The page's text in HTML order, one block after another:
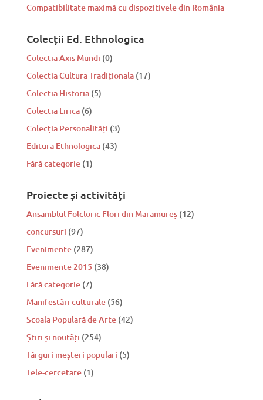
Compatibilitate maximă cu dispozitivele din România
Colecții Ed. Ethnologica
Colectia Axis Mundi (0)
Colectia Cultura Tradiționala (17)
Colectia Historia (5)
Colectia Lirica (6)
Colecția Personalități (3)
Editura Ethnologica (43)
Fără categorie (1)
Proiecte și activități
Ansamblul Folcloric Flori din Maramureș(12)
concursuri (97)
Evenimente(287)
Evenimente 2015 (38)
Fără categorie(7)
Manifestări culturale(56)
Scoala Populară de Arte(42)
Știri și noutăți (254)
Tărguri meșteri populari (5)
Tele-cercetare(1)